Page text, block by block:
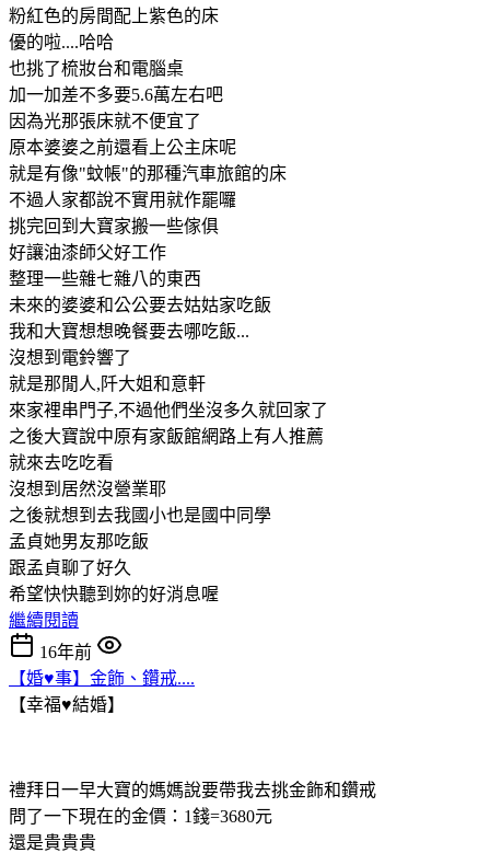
粉紅色的房間配上紫色的床
優的啦....哈哈
也挑了梳妝台和電腦桌
加一加差不多要5.6萬左右吧
因為光那張床就不便宜了
原本婆婆之前還看上公主床呢
就是有像"蚊帳"的那種汽車旅館的床
不過人家都說不實用就作罷囉
挑完回到大寶家搬一些傢俱
好讓油漆師父好工作
整理一些雜七雜八的東西
未來的婆婆和公公要去姑姑家吃飯
我和大寶想想晚餐要去哪吃飯...
沒想到電鈴響了
就是那閒人,阡大姐和意軒
來家裡串門子,不過他們坐沒多久就回家了
之後大寶說中原有家飯館網路上有人推薦
就來去吃吃看
沒想到居然沒營業耶
之後就想到去我國小也是國中同學
孟貞她男友那吃飯
跟孟貞聊了好久
希望快快聽到妳的好消息喔
繼續閱讀
16年前
【婚♥事】金飾、鑽戒....
【幸福♥結婚】
禮拜日一早大寶的媽媽說要帶我去挑金飾和鑽戒
問了一下現在的金價：1錢=3680元
還是貴貴貴